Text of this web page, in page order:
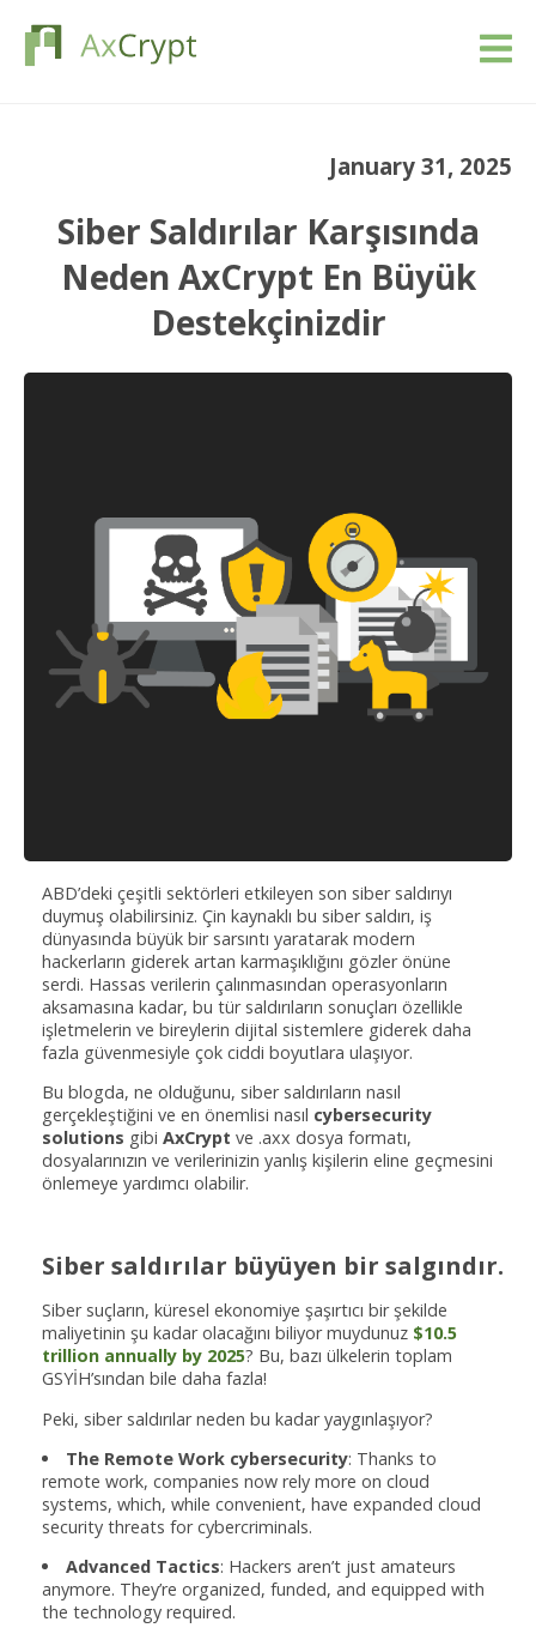
January 31, 2025
Siber Saldırılar Karşısında
Neden AxCrypt En Büyük
Destekçinizdir
ABD’deki çeşitli sektörleri etkileyen son siber saldırıyı
duymuş olabilirsiniz. Çin kaynaklı bu siber saldırı, iş
dünyasında büyük bir sarsıntı yaratarak modern
hackerların giderek artan karmaşıklığını gözler önüne
serdi. Hassas verilerin çalınmasından operasyonların
aksamasına kadar, bu tür saldırıların sonuçları özellikle
işletmelerin ve bireylerin dijital sistemlere giderek daha
fazla güvenmesiyle çok ciddi boyutlara ulaşıyor.
Bu blogda, ne olduğunu, siber saldırıların nasıl
gerçekleştiğini ve en önemlisi nasıl cybersecurity
solutions gibi AxCrypt ve .axx dosya formatı,
dosyalarınızın ve verilerinizin yanlış kişilerin eline geçmesini
önlemeye yardımcı olabilir.
Siber saldırılar büyüyen bir salgındır.
Siber suçların, küresel ekonomiye şaşırtıcı bir şekilde
maliyetinin şu kadar olacağını biliyor muydunuz $10.5
trillion annually by 2025? Bu, bazı ülkelerin toplam
GSYİH’sından bile daha fazla!
Peki, siber saldırılar neden bu kadar yaygınlaşıyor?
The Remote Work cybersecurity: Thanks to
remote work, companies now rely more on cloud
systems, which, while convenient, have expanded cloud
security threats for cybercriminals.
Advanced Tactics: Hackers aren’t just amateurs
anymore. They’re organized, funded, and equipped with
the technology required.